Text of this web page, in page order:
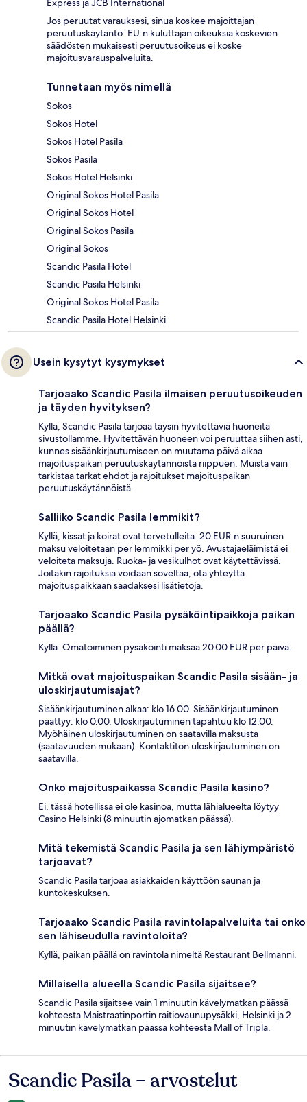
Express ja JCB International
Jos peruutat varauksesi, sinua koskee majoittajan
peruutuskäytäntö. EU:n kuluttajan oikeuksia koskevien
säädösten mukaisesti peruutusoikeus ei koske
majoitusvarauspalveluita.
Tunnetaan myös nimellä
Sokos
Sokos Hotel
Sokos Hotel Pasila
Sokos Pasila
Sokos Hotel Helsinki
Original Sokos Hotel Pasila
Original Sokos Hotel
Original Sokos Pasila
Original Sokos
Scandic Pasila Hotel
Scandic Pasila Helsinki
Original Sokos Hotel Pasila
Scandic Pasila Hotel Helsinki
Usein kysytyt kysymykset
Tarjoaako Scandic Pasila ilmaisen peruutusoikeuden
ja täyden hyvityksen?
Kyllä, Scandic Pasila tarjoaa täysin hyvitettäviä huoneita
sivustollamme. Hyvitettävän huoneen voi peruuttaa siihen asti,
kunnes sisäänkirjautumiseen on muutama päivä aikaa
majoituspaikan peruutuskäytännöistä riippuen. Muista vain
tarkistaa tarkat ehdot ja rajoitukset majoituspaikan
peruutuskäytännöistä.
Salliiko Scandic Pasila lemmikit?
Kyllä, kissat ja koirat ovat tervetulleita. 20 EUR:n suuruinen
maksu veloitetaan per lemmikki per yö. Avustajaeläimistä ei
veloiteta maksuja. Ruoka- ja vesikulhot ovat käytettävissä.
Joitakin rajoituksia voidaan soveltaa, ota yhteyttä
majoituspaikkaan saadaksesi lisätietoja.
Tarjoaako Scandic Pasila pysäköintipaikkoja paikan
päällä?
Kyllä. Omatoiminen pysäköinti maksaa 20.00 EUR per päivä.
Mitkä ovat majoituspaikan Scandic Pasila sisään- ja
uloskirjautumisajat?
Sisäänkirjautuminen alkaa: klo 16.00. Sisäänkirjautuminen
päättyy: klo 0.00. Uloskirjautuminen tapahtuu klo 12.00.
Myöhäinen uloskirjautuminen on saatavilla maksusta
(saatavuuden mukaan). Kontaktiton uloskirjautuminen on
saatavilla.
Onko majoituspaikassa Scandic Pasila kasino?
Ei, tässä hotellissa ei ole kasinoa, mutta lähialueelta löytyy
Casino Helsinki (8 minuutin ajomatkan päässä).
Mitä tekemistä Scandic Pasila ja sen lähiympäristö
tarjoavat?
Scandic Pasila tarjoaa asiakkaiden käyttöön saunan ja
kuntokeskuksen.
Tarjoaako Scandic Pasila ravintolapalveluita tai onko
sen lähiseudulla ravintoloita?
Kyllä, paikan päällä on ravintola nimeltä Restaurant Bellmanni.
Millaisella alueella Scandic Pasila sijaitsee?
Scandic Pasila sijaitsee vain 1 minuutin kävelymatkan päässä
kohteesta Maistraatinportin raitiovaunupysäkki, Helsinki ja 2
minuutin kävelymatkan päässä kohteesta Mall of Tripla.
Arvostelut
Scandic Pasila – arvostelut